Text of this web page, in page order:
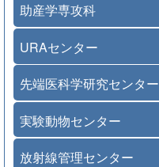
助産学専攻科
URAセンター
先端医科学研究センター
実験動物センター
放射線管理センター